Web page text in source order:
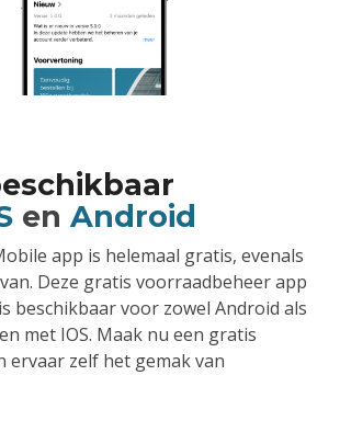
en Android
app is helemaal gratis, evenals
Deze gratis voorraadbeheer app
beschikbaar voor zowel Android als
met IOS. Maak nu een gratis
ervaar zelf het gemak van